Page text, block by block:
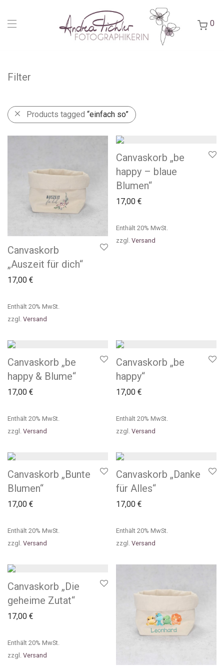
0
Filter
Products tagged “einfach so”
Canvaskorb
„Auszeit für dich“
17,00 €
Enthält 20% MwSt.
zzgl. Versand
Canvaskorb „be
happy – blaue
Blumen“
17,00 €
Enthält 20% MwSt.
zzgl. Versand
Canvaskorb „be
happy & Blume“
17,00 €
Enthält 20% MwSt.
zzgl. Versand
Canvaskorb „be
happy“
17,00 €
Enthält 20% MwSt.
zzgl. Versand
Canvaskorb „Bunte
Blumen“
17,00 €
Enthält 20% MwSt.
zzgl. Versand
Canvaskorb „Danke
für Alles“
17,00 €
Enthält 20% MwSt.
zzgl. Versand
Canvaskorb „Die
geheime Zutat“
17,00 €
Enthält 20% MwSt.
zzgl. Versand